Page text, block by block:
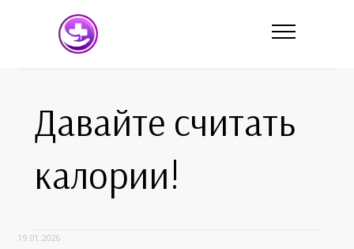
Давайте считать
калории!
19.01.2026